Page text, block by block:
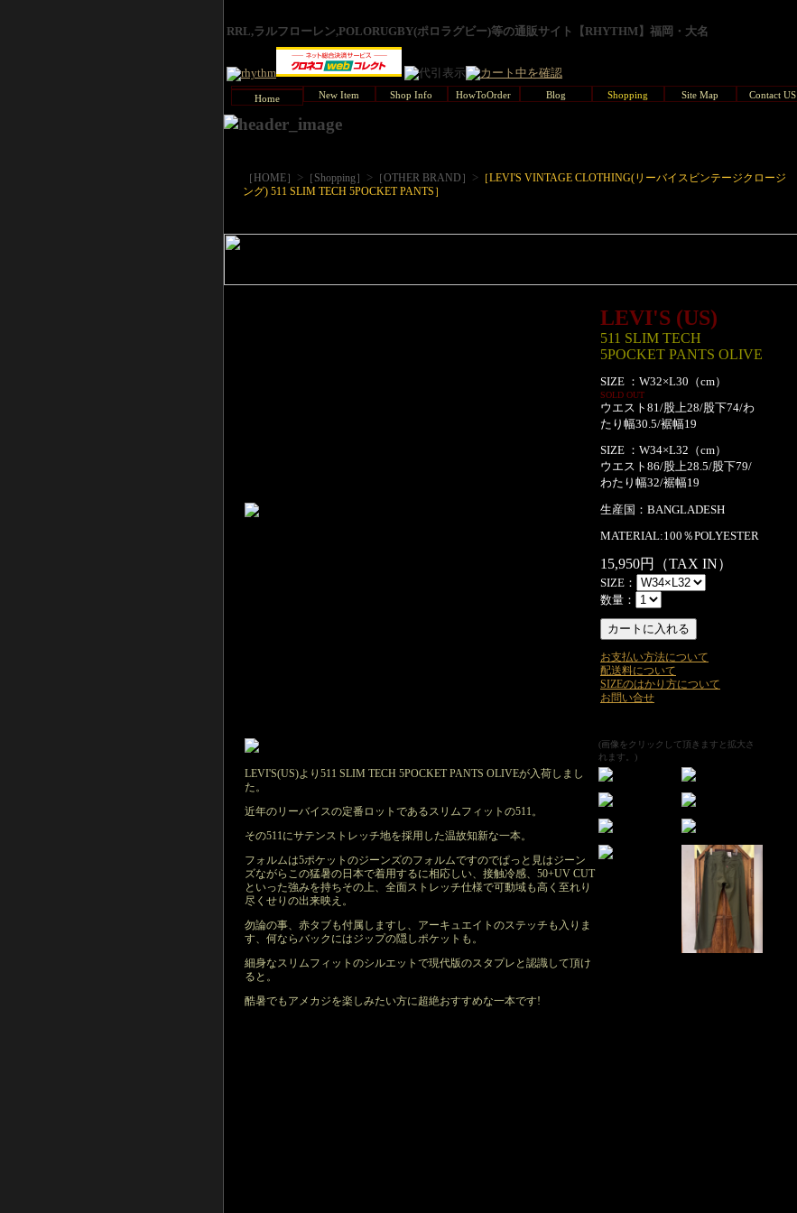
RRL,ラルフローレン,POLORUGBY(ポロラグビー)等の通販サイト【RHYTHM】福岡・大名
Home New Item Shop Info HowToOrder Blog Shopping Site Map Contact US
［HOME］ > ［Shopping］ > ［OTHER BRAND］ > ［LEVI'S VINTAGE CLOTHING(リーバイスビンテージクロージ
ング) 511 SLIM TECH 5POCKET PANTS］
LEVI'S (US)
511 SLIM TECH
5POCKET PANTS OLIVE
SIZE ：W32×L30（cm）
SOLD OUT
ウエスト81/股上28/股下74/わ
たり幅30.5/裾幅19
SIZE ：W34×L32（cm）
ウエスト86/股上28.5/股下79/
わたり幅32/裾幅19
生産国：BANGLADESH
MATERIAL:100％POLYESTER
15,950円（TAX IN）
SIZE：
数量：
お支払い方法について
配送料について
SIZEのはかり方について
お問い合せ
(画像をクリックして頂きますと拡大さ
れます。)
LEVI'S(US)より511 SLIM TECH 5POCKET PANTS OLIVEが入荷しまし
た。
近年のリーバイスの定番ロットであるスリムフィットの511。
その511にサテンストレッチ地を採用した温故知新な一本。
フォルムは5ポケットのジーンズのフォルムですのでぱっと見はジーン
ズながらこの猛暑の日本で着用するに相応しい、接触冷感、50+UV CUT
といった強みを持ちその上、全面ストレッチ仕様で可動域も高く至れり
尽くせりの出来映え。
勿論の事、赤タブも付属しますし、アーキュエイトのステッチも入りま
す、何ならバックにはジップの隠しポケットも。
細身なスリムフィットのシルエットで現代版のスタプレと認識して頂け
ると。
酷暑でもアメカジを楽しみたい方に超絶おすすめな一本です!